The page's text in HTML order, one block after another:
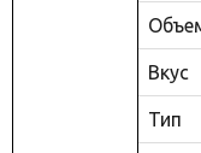
Вкус
Тип